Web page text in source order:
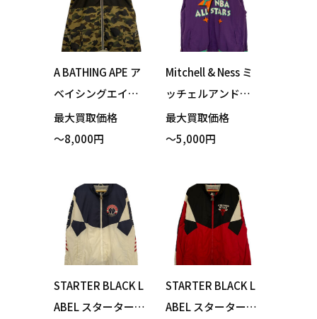
た！
ジュ XXLサイズ 買
い取りました！
A BATHING APE ア
ベイシングエイプ
ジャケット カーキ
カモフラージュ XL
最大買取価格
～8,000円
Mitchell & Ness ミ
ッチェルアンドネ
ス NBA ALL STAR ト
ラックジャケット
た！
最大買取価格
～5,000円
STARTER BLACK L
ABEL スターターブ
STARTER BLACK L
ABEL スターターブ